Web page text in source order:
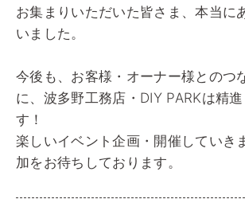
お集まりいただいた皆さま、本当に
いました。
今後も、お客様・オーナー様とのつ
に、波多野工務店・DIY PARKは精
す！
楽しいイベント企画・開催していき
加をお待ちしております。